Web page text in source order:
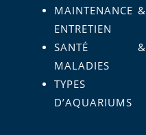
MAINTENANCE &
ENTRETIEN
SANTÉ &
MALADIES
TYPES
D’AQUARIUMS